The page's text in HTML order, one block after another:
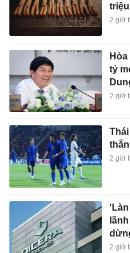
2 giờ
tỷ
2 giờ
2 giờ
2 giờ